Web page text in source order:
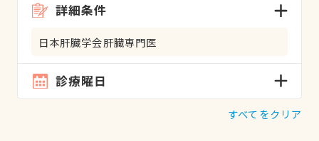
詳細条件
日本肝臓学会肝臓専門医
診療曜日
すべてをクリア